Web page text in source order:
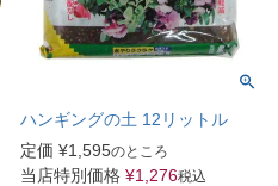
ハンギングの土 12リットル
定価 ¥1,595のところ
当店特別価格 ¥1,276税込